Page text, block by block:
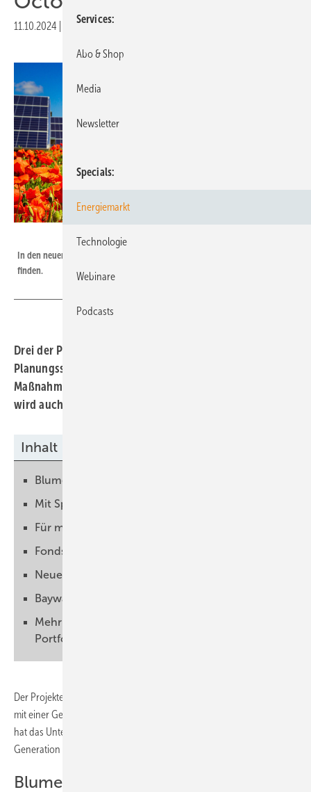
11.10.2024 Druckvorschau
In den neuen Solarparks sollen jede Menge Pflanzen und Tiere ein Zuhause
finden.
Drei der Projekte sind schon baureif, eins ist noch im
Planungsstadium. Der Bau wird begleitet von
Maßnahmen zur Förderung der Biodiversität. Baywa RE
wird auch den Betrieb der Solarparks übernehmen.
Inhalt
Blumenwiese, Bäume und Hecken geplant
Mit Speicher kombinieren
Für maximalen Ertrag designt
Fonds für Gemeindeunterstützung
Neue Lebensräume für Flora und Fauna
Baywa RE übernimmt die Betriebsführung
Mehr als 835 Megawatt Solarleistung im
Portfolio
Der Projektentwickler Baywa RE hat in Großbritannien vier Solarparks
mit einer Gesamtleistung von 222 Megawatt geplant. Diese Projekte
hat das Unternehmen jetzt an den Energieversorger Octopus Energy
Generation verkauft.
Blumenwiese, Bäume und Hecken
Services
Abo & Shop
Media
Newsletter
Specials
Energiemarkt
Technologie
Webinare
Podcasts